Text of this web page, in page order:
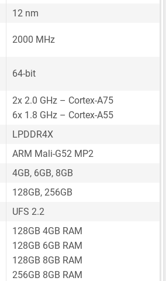
12 nm
2000 MHz
64-bit
2x 2.0 GHz – Cortex-A75
6x 1.8 GHz – Cortex-A55
LPDDR4X
ARM Mali-G52 MP2
4GB, 6GB, 8GB
128GB, 256GB
UFS 2.2
128GB 4GB RAM
128GB 6GB RAM
128GB 8GB RAM
256GB 8GB RAM